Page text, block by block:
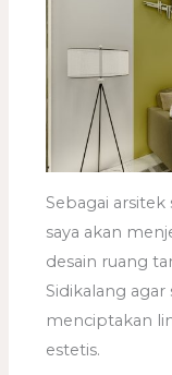
Sebagai arsitek
saya akan
desain ruang
Sidikalang
menciptakan
estetis.